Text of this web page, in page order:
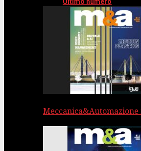
Meccanica&Automazione